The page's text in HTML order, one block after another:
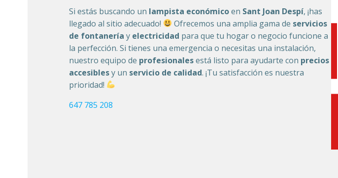
Si estás buscando un lampista económicoen Sant Joan Despí, ¡has
llegado al sitio adecuado!
Ofrecemos una amplia gama de servicios
de fontanería y electricidad para que tu hogar o negocio funcione a
la perfección. Si tienes una emergencia o necesitas una instalación,
nuestro equipo de profesionalesestá listo para ayudarte con precios
accesiblesy un servicio de calidad. ¡Tu satisfacción es nuestra
prioridad!
647 785 208